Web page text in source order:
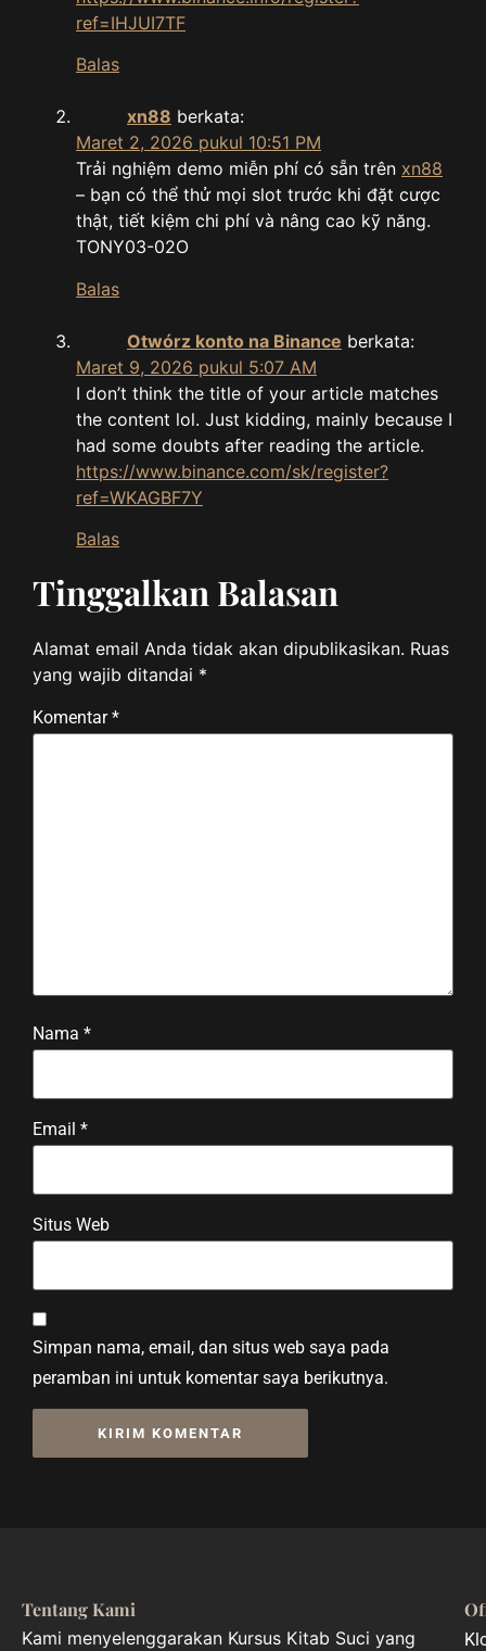
ref=IHJUI7TF
Balas
xn88 berkata:
Maret 2, 2026 pukul 10:51 PM
Trải nghiệm demo miễn phí có sẵn trên xn88
– bạn có thể thử mọi slot trước khi đặt cược
thật, tiết kiệm chi phí và nâng cao kỹ năng.
TONY03-02O
Balas
Otwórz konto na Binance berkata:
Maret 9, 2026 pukul 5:07 AM
I don’t think the title of your article matches
the content lol. Just kidding, mainly because I
had some doubts after reading the article.
https://www.binance.com/sk/register?
ref=WKAGBF7Y
Balas
Tinggalkan Balasan
Alamat email Anda tidak akan dipublikasikan. Ruas
yang wajib ditandai *
Komentar*
Nama *
Email *
Situs Web
Simpan nama, email, dan situs web saya pada
peramban ini untuk komentar saya berikutnya.
Tentang Kami
Kami menyelenggarakan Kursus Kitab Suci yang